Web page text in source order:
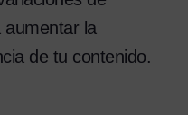
aumentar la
de tu contenido.